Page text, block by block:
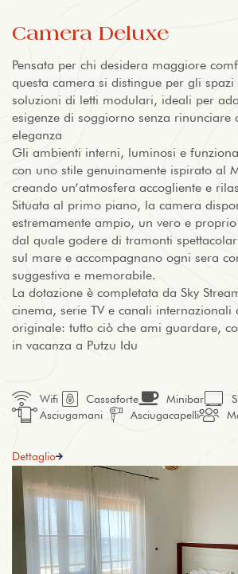
Camera Deluxe
Pensata per chi desidera maggiore
questa camera si distingue per gli
soluzioni di letti modulari, ideali per
esigenze di soggiorno senza rinunciare
eleganza
Gli ambienti interni, luminosi e
con uno stile genuinamente ispirato al
creando un’atmosfera accogliente e
Situata al primo piano, la camera
estremamente ampio, un vero e
dal quale godere di tramonti
sul mare e accompagnano ogni sera
suggestiva e memorabile.
La dotazione è completata da Sky
cinema, serie TV e canali internazionali
originale: tutto ciò che ami guardare,
in vacanza a Putzu Idu
Wifi Cassaforte Minibar
Asciugamani
Asciugacapelli
Dettaglio